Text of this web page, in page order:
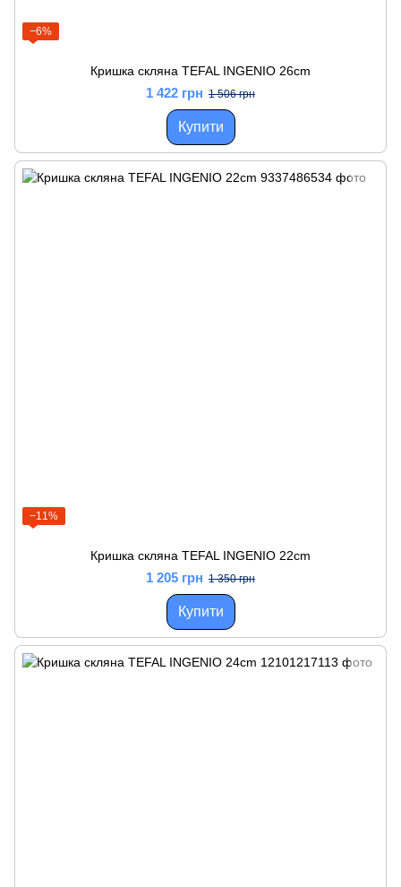
−6%
Кришка скляна TEFAL INGENIO 26cm
1 422 грн 1 506 грн
Купити
−11%
Кришка скляна TEFAL INGENIO 22cm
1 205 грн 1 350 грн
Купити